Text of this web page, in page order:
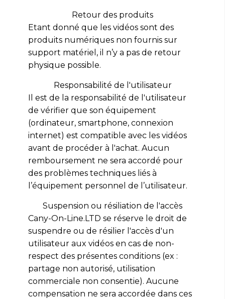
Retour des produits
Etant donné que les vidéos sont des
produits numériques non fournis sur
support matériel, il n’y a pas de retour
physique possible.
Responsabilité de l'utilisateur
Il est de la responsabilité de l'utilisateur
de vérifier que son équipement
(ordinateur, smartphone, connexion
internet) est compatible avec les vidéos
avant de procéder à l'achat. Aucun
remboursement ne sera accordé pour
des problèmes techniques liés à
l’équipement personnel de l’utilisateur.
Suspension ou résiliation de l'accès
Cany-On-Line.LTD se réserve le droit de
suspendre ou de résilier l'accès d'un
utilisateur aux vidéos en cas de non-
respect des présentes conditions (ex :
partage non autorisé, utilisation
commerciale non consentie). Aucune
compensation ne sera accordée dans ces